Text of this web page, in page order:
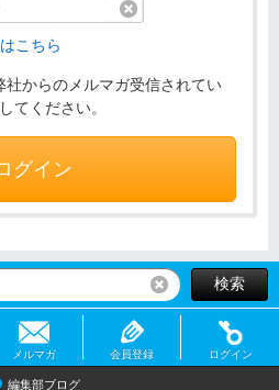
こちら
社からのメルマガ受信されてい
てください。
グイン
リセット検索
メルマガ 会員登録 ログイン
編集部ブログ